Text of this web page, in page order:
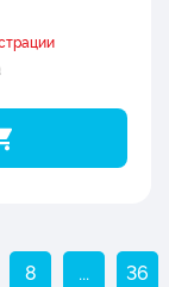
8 ... 36